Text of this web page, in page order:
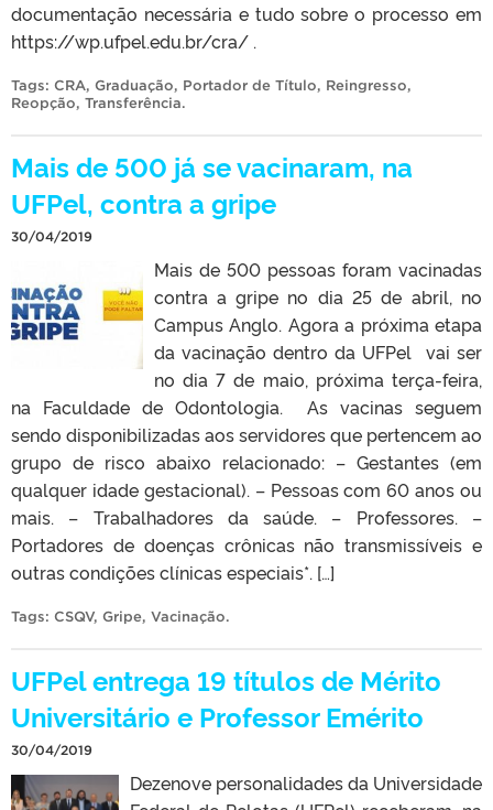
documentação necessária e tudo sobre o processo em
https://wp.ufpel.edu.br/cra/ .
Tags: CRA, Graduação, Portador de Título, Reingresso,
Reopção, Transferência.
Mais de 500 já se vacinaram, na
UFPel, contra a gripe
30/04/2019
Mais de 500 pessoas foram vacinadas
contra a gripe no dia 25 de abril, no
Campus Anglo. Agora a próxima etapa
da vacinação dentro da UFPel vai ser
no dia 7 de maio, próxima terça-feira,
na Faculdade de Odontologia. As vacinas seguem
sendo disponibilizadas aos servidores que pertencem ao
grupo de risco abaixo relacionado: – Gestantes (em
qualquer idade gestacional). – Pessoas com 60 anos ou
mais. – Trabalhadores da saúde. – Professores. –
Portadores de doenças crônicas não transmissíveis e
outras condições clínicas especiais*. […]
Tags: CSQV, Gripe, Vacinação.
UFPel entrega 19 títulos de Mérito
Universitário e Professor Emérito
30/04/2019
Dezenove personalidades da Universidade